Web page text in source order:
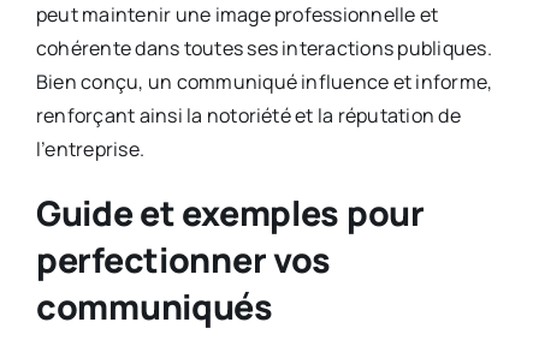
peut maintenir une image professionnelle et
cohérente dans toutes ses interactions publiques.
Bien conçu, un communiqué influence et informe,
renforçant ainsi la notoriété et la réputation de
l’entreprise.
Guide et exemples pour
perfectionner vos
communiqués